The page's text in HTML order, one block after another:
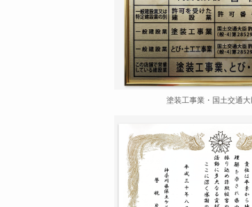
塗装工事業・国土交通